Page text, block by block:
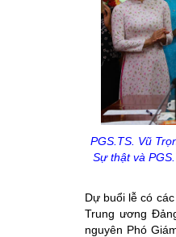
PGS.TS. Vũ
Sự thật và
Dự buổi lễ có
Trung ương
nguyên Phó